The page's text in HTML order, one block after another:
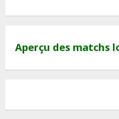
Aperçu des matchs